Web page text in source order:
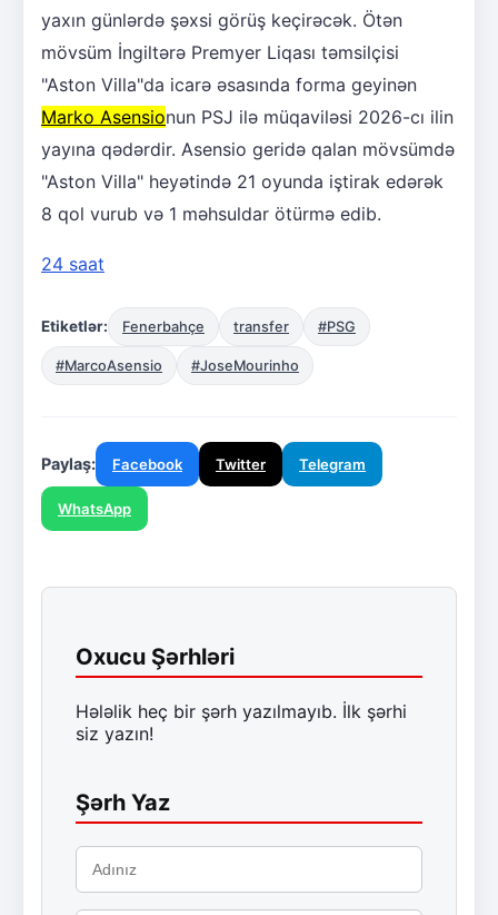
yaxın günlərdə şəxsi görüş keçirəcək. Ötən
mövsüm İngiltərə Premyer Liqası təmsilçisi
"Aston Villa"da icarə əsasında forma geyinən
Marko Asensionun PSJ ilə müqaviləsi 2026-cı ilin
yayına qədərdir. Asensio geridə qalan mövsümdə
"Aston Villa" heyətində 21 oyunda iştirak edərək
8 qol vurub və 1 məhsuldar ötürmə edib.
24 saat
Etiketlər: Fenerbahçe transfer #PSG
#MarcoAsensio #JoseMourinho
Paylaş: Facebook Twitter Telegram
WhatsApp
Oxucu Şərhləri
Hələlik heç bir şərh yazılmayıb. İlk şərhi
siz yazın!
Şərh Yaz